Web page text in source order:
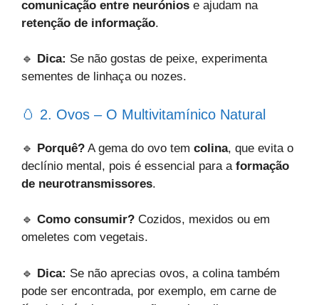
comunicação entre neurónios e ajudam na
retenção de informação.
🔹 Dica: Se não gostas de peixe, experimenta
sementes de linhaça ou nozes.
🥚 2. Ovos – O Multivitamínico Natural
🔹 Porquê? A gema do ovo tem colina, que evita o
declínio mental, pois é essencial para a formação
de neurotransmissores.
🔹 Como consumir? Cozidos, mexidos ou em
omeletes com vegetais.
🔹 Dica: Se não aprecias ovos, a colina também
pode ser encontrada, por exemplo, em carne de